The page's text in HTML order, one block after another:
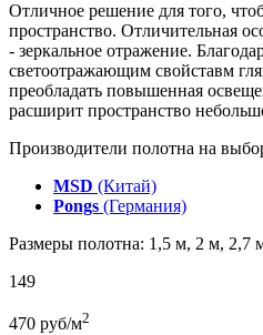
Отличное решение для того,
пространство. Отличительная
- зеркальное отражение.
светоотражающим свойставм
преобладать повышенная
расширит пространство
Производители полотна на
MSD (Китай)
Pongs (Германия)
Размеры полотна: 1,5 м, 2 м, 2,7
149
470 руб/м2